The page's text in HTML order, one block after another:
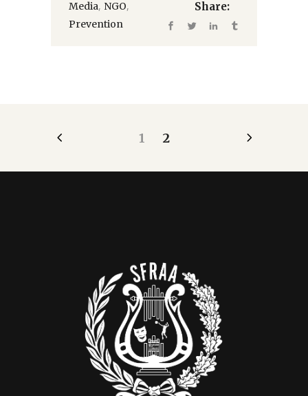
Media, NGO,
Prevention
Share:
1 2